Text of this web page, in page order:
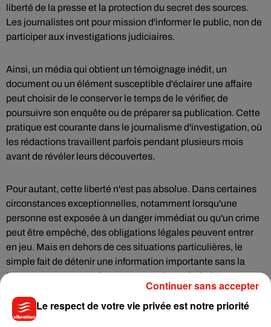
liberté de la presse et la protection du secret des sources.
Les journalistes ont pour mission d'informer le public, non de
participer aux investigations judiciaires.
Ainsi, un média qui obtient un témoignage inédit, un
document ou un élément susceptible d'éclairer une affaire
peut choisir de le conserver le temps de le vérifier, de
poursuivre son enquête ou de préparer sa publication. Cette
pratique est courante dans le journalisme d'investigation, où
les rédactions travaillent parfois pendant plusieurs mois
avant de révéler leurs découvertes.
Pour autant, cette liberté n'est pas absolue. Dans certaines
circonstances exceptionnelles, notamment lorsqu'une
personne est exposée à un danger immédiat ou qu'un crime
peut être empêché, des obligations légales peuvent entrer
en jeu. Mais en dehors de ces situations particulières, le
simple fait de détenir une information importante sans la
transmettre aux enquêteurs ne constitue généralement pas
Cette réalité peut surprendre, en particulier dans des affaires
Le respect de votre vie privée est notre priorité
Continuer sans accepter